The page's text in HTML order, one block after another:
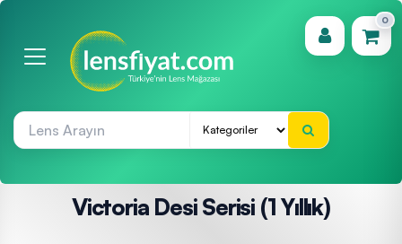
0
(0)
Victoria Desi Serisi (1 Yıllık)